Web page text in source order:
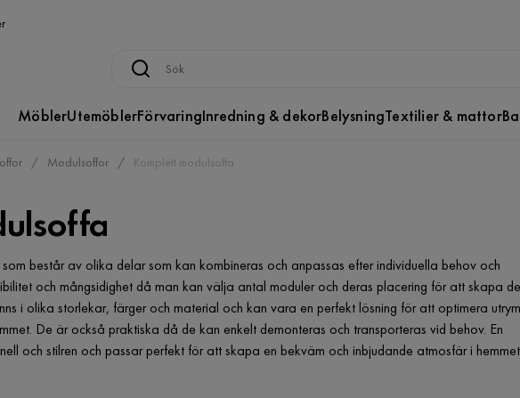
MöblerUtemöblerFörvaringInredning & dekorBelysningTextilier & mattor
Modulsoffor Komplett modulsoffa
består av olika delar som kan kombineras och anpassas efter individuella behov och
och mångsidighet då man kan välja antal moduler och deras placering för att skapa
i olika storlekar, färger och material och kan vara en perfekt lösning för att optimera
De är också praktiska då de kan enkelt demonteras och transporteras vid behov. En
och stilren och passar perfekt för att skapa en bekväm och inbjudande atmosfär i